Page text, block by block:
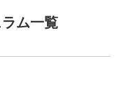
ム一覧